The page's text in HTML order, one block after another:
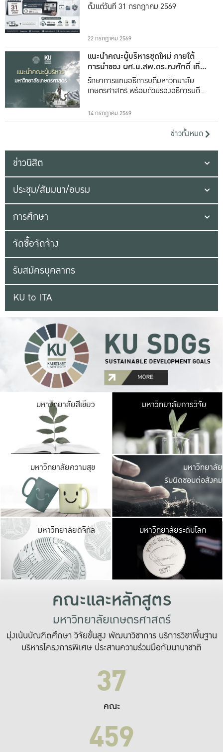
ตั้งแต่วันที่ 31 กรกฎาคม 2569
22 กรกฎาคม 2569
แนะนำคณะผู้บริหารชุดใหม่ ภายใต้
การนำของ ผศ.น.สพ.ดร.คงศักดิ์ เที่ยง
ธรรม
รักษาการแทนอธิการบดีมหาวิทยาลัย
เกษตรศาสตร์ พร้อมด้วยรองอธิการบดีทั้ง
14 กรกฎาคม 2569
ข่าวทั้งหมด
ข่าวนิสิต
ประชุม/สัมมนา/อบรม
การศึกษา
จัดซื้อจัดจ้าง
รับสมัครบุคลากร
KU to ITA
มหาวิทยาลัยสีเขียว มหาวิ
มีพื้นที่เขียวสดใส
เป็นป่าในเมือง เกษต
มหาวิทยาลัยการวิจัย
มหาวิทยาลัยความสุข มหาวิ
ค
เปิดประ
และพบเรื่องราวใ
มหาวิทยาลัย
รับผิดชอบต่อสังคม
มหาวิทยาลัยดิจิทัล มหาวิ
เปลี่ยนแปลง แล
เพื่อทำง
ระบบสารสนเทศ
มหาวิทยาลัยระดับโลก
คณะและหลักสูตร
มหาวิทยาลัยเกษตรศาสตร์
มุ่งเน้นบัณฑิตศึกษา วิจัยขั้นสูง พัฒนาวิชาการ บริการวิชาพื้นฐาน
บริหารโครงการพิเศษ ประสานความร่วมมือกับนานาชาติ
37
คณะ
459